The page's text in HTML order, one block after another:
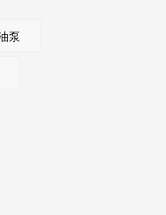
行微调，以满足各种液压
组件。
泵